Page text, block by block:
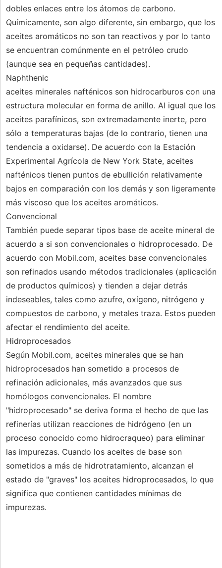
dobles enlaces entre los átomos de carbono.
Químicamente, son algo diferente, sin embargo, que los
aceites aromáticos no son tan reactivos y por lo tanto
se encuentran comúnmente en el petróleo crudo
(aunque sea en pequeñas cantidades).
Naphthenic
aceites minerales nafténicos son hidrocarburos con una
estructura molecular en forma de anillo. Al igual que los
aceites parafínicos, son extremadamente inerte, pero
sólo a temperaturas bajas (de lo contrario, tienen una
tendencia a oxidarse). De acuerdo con la Estación
Experimental Agrícola de New York State, aceites
nafténicos tienen puntos de ebullición relativamente
bajos en comparación con los demás y son ligeramente
más viscoso que los aceites aromáticos.
Convencional
También puede separar tipos base de aceite mineral de
acuerdo a si son convencionales o hidroprocesado. De
acuerdo con Mobil.com, aceites base convencionales
son refinados usando métodos tradicionales (aplicación
de productos químicos) y tienden a dejar detrás
indeseables, tales como azufre, oxígeno, nitrógeno y
compuestos de carbono, y metales traza. Estos pueden
afectar el rendimiento del aceite.
Hidroprocesados ​​
Según Mobil.com, aceites minerales que se han
hidroprocesados ​​han sometido a procesos de
refinación adicionales, más avanzados que sus
homólogos convencionales. El nombre
"hidroprocesado" se deriva forma el hecho de que las
refinerías utilizan reacciones de hidrógeno (en un
proceso conocido como hidrocraqueo) para eliminar
las impurezas. Cuando los aceites de base son
sometidos a más de hidrotratamiento, alcanzan el
estado de "graves" los aceites hidroprocesados, lo que
significa que contienen cantidades mínimas de
impurezas.